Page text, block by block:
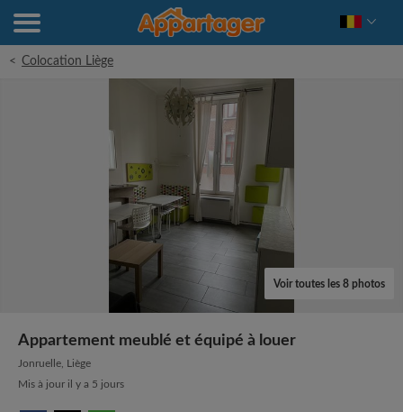
< Colocation Liège
Voir toutes les 8 photos
Appartement meublé et équipé à louer
Jonruelle, Liège
Mis à jour il y a 5 jours